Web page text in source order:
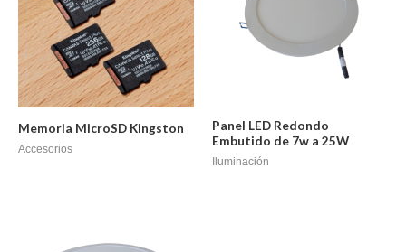
Memoria MicroSD Kingston
Accesorios
Panel LED Redondo
Embutido de 7w a 25W
Iluminación